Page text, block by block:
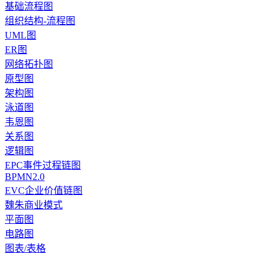
基础流程图
组织结构-流程图
UML图
ER图
网络拓扑图
原型图
架构图
泳道图
韦恩图
关系图
逻辑图
EPC事件过程链图
BPMN2.0
EVC企业价值链图
魏朱商业模式
平面图
电路图
图表/表格